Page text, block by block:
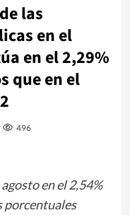
las
en el
en el 2,29%
que en el
496
en el 2,54%
porcentuales